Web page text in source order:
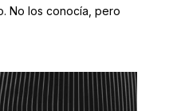
No los conocía, pero